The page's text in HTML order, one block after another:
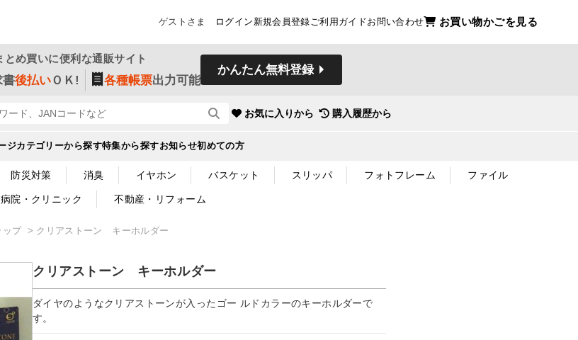
ゲストさま ログイン 新規会員登録ご利用ガイドお問い合わせ お買い物かごを見る
め買いに便利な通販サイト
書後払いＯＫ! 各種帳票出力可能
かんたん無料登録
お気に入りから 購入履歴から
ジカテゴリーから探す特集から探すお知らせ初めての方
防災対策 消臭 イヤホン バスケット スリッパ フォトフレーム ファイル
病院・クリニック 不動産・リフォーム
ップ クリアストーン キーホルダー
クリアストーン キーホルダー
ダイヤのようなクリアストーンが入ったゴー ルドカラーのキーホルダーで
す。